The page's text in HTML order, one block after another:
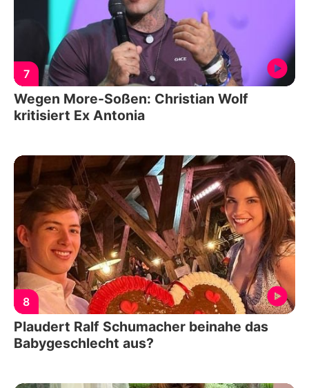
7
Wegen More-Soßen: Christian Wolf
kritisiert Ex Antonia
8
Plaudert Ralf Schumacher beinahe das
Babygeschlecht aus?